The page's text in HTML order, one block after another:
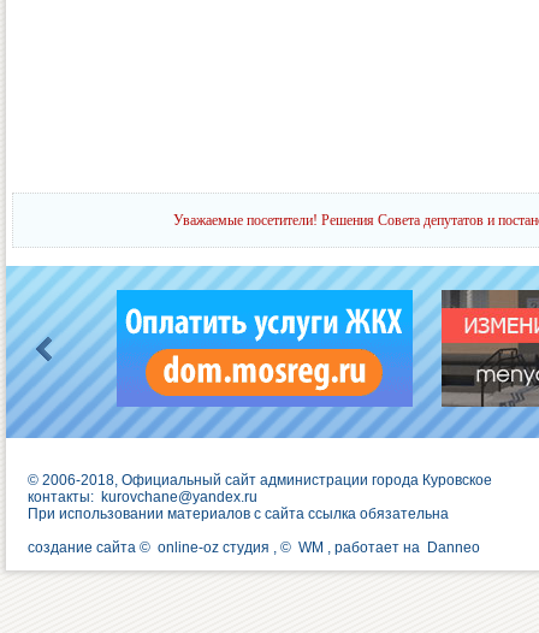
Уважаемые посетители! Решения Совета депутатов и
© 2006-2018, Официальный сайт администрации города Куровское
контакты: kurovchane@yandex.ru
При использовании материалов с сайта ссылка обязательна
создание сайта © online-oz студия , © WM , работает на Danneo